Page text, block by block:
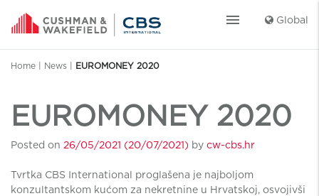
menu Global
Home News EUROMONEY 2020
EUROMONEY 2020
Posted on 26/05/2021 (20/07/2021) by cw-cbs.hr
Tvrtka CBS International proglašena je najboljom
konzultantskom kućom za nekretnine u Hrvatskoj, osvojivši